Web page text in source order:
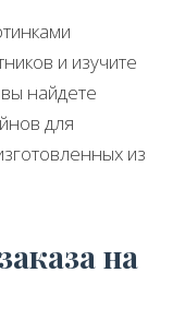
и изучите
найдете
для
из
на